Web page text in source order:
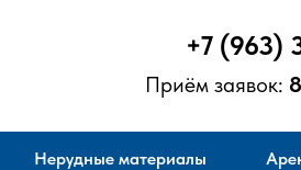
+7 (963)
Приём заявок:
Нерудные материалы